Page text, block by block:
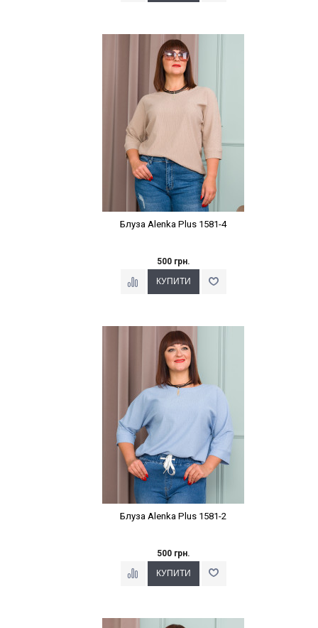
Наклейки Варіант з %
Блуза Alenka Plus 1581-4
500 грн.
Наклейки Варіант з %
Блуза Alenka Plus 1581-2
500 грн.
Наклейки Варіант з %